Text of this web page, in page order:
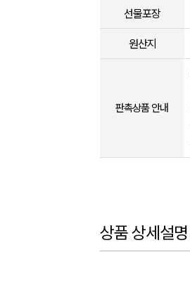
선물포장
원산지
판촉상품 안내
상품 상세설명